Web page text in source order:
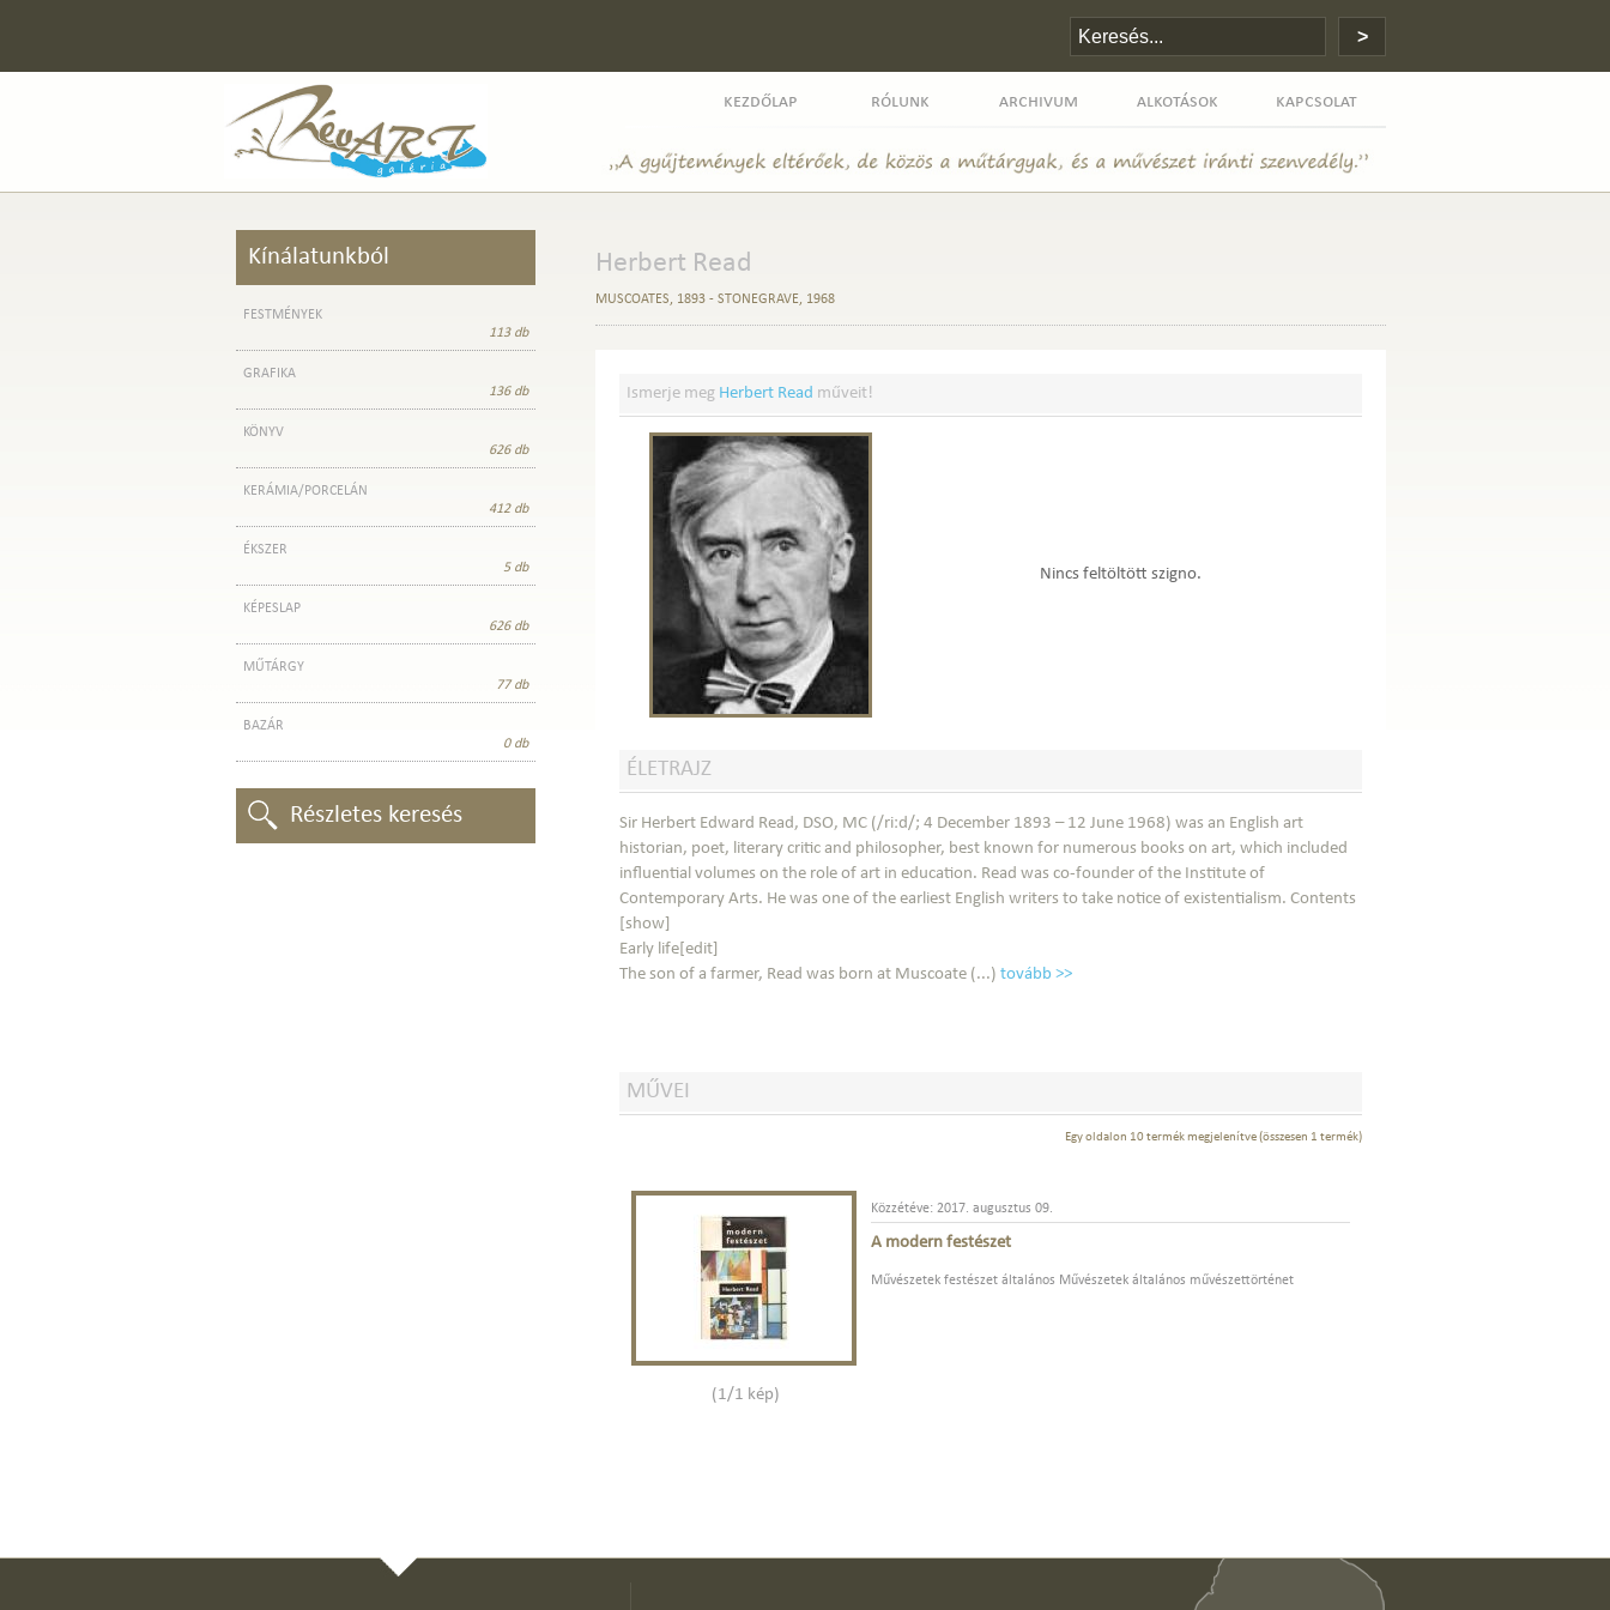
kapcsolat
alkotások
archivum
rólunk
kezdőlap
Kínálatunkból
FESTMÉNYEK
113 db
GRAFIKA
136 db
KÖNYV
626 db
KERÁMIA/PORCELÁN
412 db
ÉKSZER
5 db
KÉPESLAP
626 db
MŰTÁRGY
77 db
BAZÁR
0 db
Részletes keresés
Herbert Read
MUSCOATES, 1893 - STONEGRAVE, 1968
Ismerje meg Herbert Read műveit!
Nincs feltöltött szigno.
ÉLETRAJZ
Sir Herbert Edward Read, DSO, MC (/riːd/; 4 December 1893 – 12 June 1968) was an English art
historian, poet, literary critic and philosopher, best known for numerous books on art, which included
influential volumes on the role of art in education. Read was co-founder of the Institute of
Contemporary Arts. He was one of the earliest English writers to take notice of existentialism. Contents
[show]
Early life[edit]
The son of a farmer, Read was born at Muscoate (...) tovább >>
MŰVEI
Egy oldalon 10 termék megjelenítve (összesen 1 termék)
(1/1 kép)
Közzétéve: 2017. augusztus 09.
A modern festészet
Művészetek festészet általános Művészetek általános művészettörténet